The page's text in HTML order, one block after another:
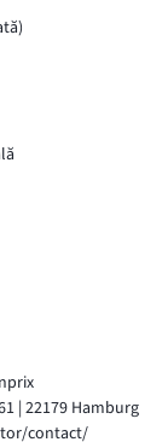
| 22179 Hamburg
contact/